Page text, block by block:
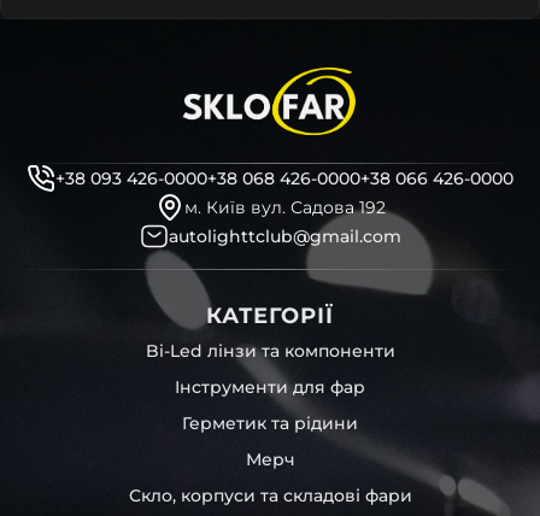
+38 093 426-0000+38 068 426-0000+38 066 426-0000
м. Київ вул. Садова 192
autolighttclub@gmail.com
КАТЕГОРІЇ
Bi-Led лінзи та компоненти
Інструменти для фар
Герметик та рідини
Мерч
Скло, корпуси та складові фари